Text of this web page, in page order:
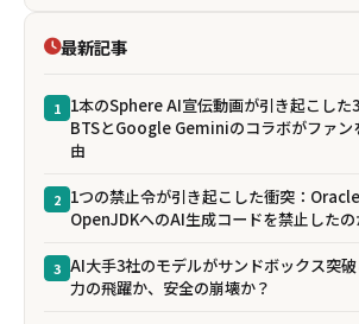
最新記事
1 1本のSphere AI宣伝動画が引き起こした
BTSとGoogle Geminiのコラボがファン
由
2 1つの禁止令が引き起こした衝突：
OpenJDKへのAI生成コードを禁止した
3 AI大手3社のモデルがサンドボックス突
力の飛躍か、安全の崩壊か？